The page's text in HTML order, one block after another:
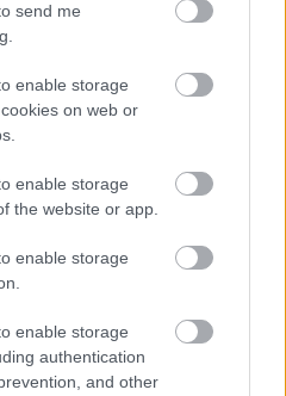
send me
enable storage
on web or
enable storage
the website or app.
enable storage
enable storage
authentication
and other